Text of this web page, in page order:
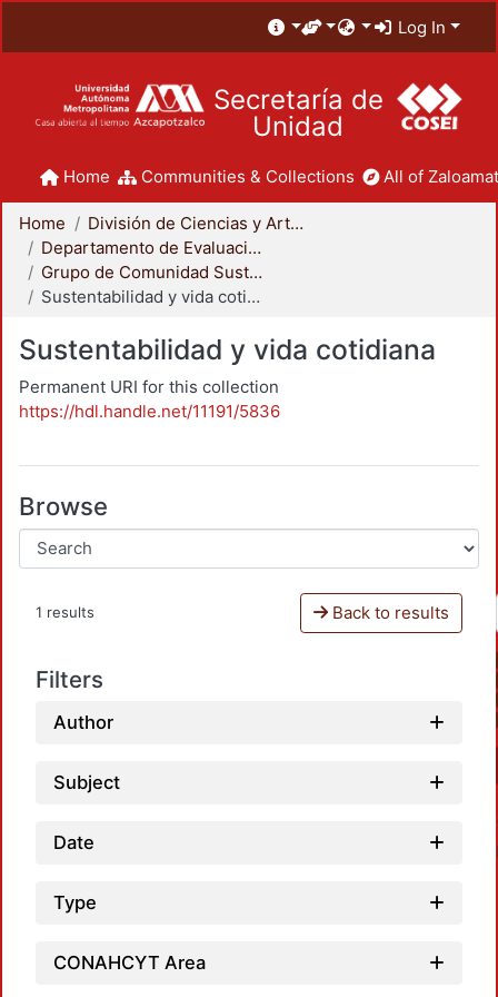
Log In
Secretaría de
Unidad
Home Communities & Collections All of
Home
División de Ciencias y Artes para el Diseño
Departamento de Evaluación del Diseño en el Tiempo
Grupo de Comunidad Sustentable
Sustentabilidad y vida cotidiana
Sustentabilidad y vida cotidiana
Permanent URI for this collection
https://hdl.handle.net/11191/5836
Browse
1 results Back to results
Filters
Author
Subject
Date
Type
CONAHCYT Area